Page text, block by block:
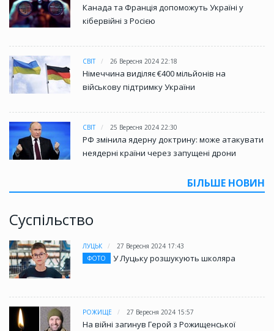
Канада та Франція допоможуть Україні у
кібервійні з Росією
СВІТ 26 Вересня 2024 22:18
Німеччина виділяє €400 мільйонів на
військову підтримку України
СВІТ 25 Вересня 2024 22:30
РФ змінила ядерну доктрину: може атакувати
неядерні країни через запущені дрони
БІЛЬШЕ НОВИН
Суспільство
ЛУЦЬК
27 Вересня 2024 17:43
ФОТО
У Луцьку розшукують школяра
РОЖИЩЕ 27 Вересня 2024 15:57
На війні загинув Герой з Рожищенської